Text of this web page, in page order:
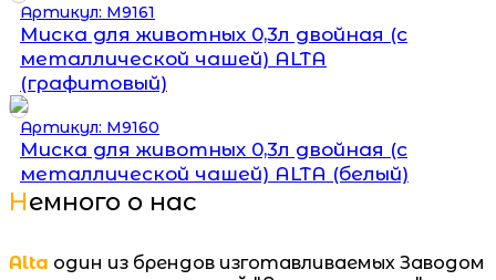
Артикул: М9161
Миска для животных 0,3л двойная (с
металлической чашей) ALTA
(графитовый)
Артикул: М9160
Миска для животных 0,3л двойная (с
металлической чашей) ALTA (белый)
Немного о нас
Alta один из брендов изготавливаемых Заводом